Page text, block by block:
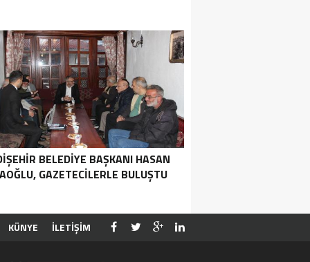
BELEDIYE BAŞKANI HASAN
GAZETECILERLE BULUŞTU
KÜNYE
İLETİŞİM